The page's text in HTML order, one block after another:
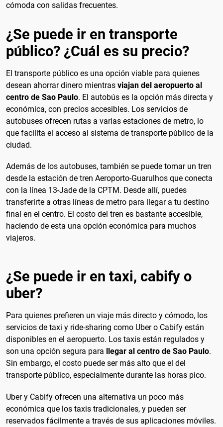
cómoda con salidas frecuentes.
¿Se puede ir en transporte
público? ¿Cuál es su precio?
El transporte público es una opción viable para quienes
desean ahorrar dinero mientras viajan del aeropuerto al
centro de Sao Paulo. El autobús es la opción más directa y
económica, con precios accesibles. Los servicios de
autobuses ofrecen rutas a varias estaciones de metro, lo
que facilita el acceso al sistema de transporte público de la
ciudad.
Además de los autobuses, también se puede tomar un tren
desde la estación de tren Aeroporto-Guarulhos que conecta
con la línea 13-Jade de la CPTM. Desde allí, puedes
transferirte a otras líneas de metro para llegar a tu destino
final en el centro. El costo del tren es bastante accesible,
haciendo de esta una opción económica para muchos
viajeros.
¿Se puede ir en taxi, cabify o
uber?
Para quienes prefieren un viaje más directo y cómodo, los
servicios de taxi y ride-sharing como Uber o Cabify están
disponibles en el aeropuerto. Los taxis están regulados y
son una opción segura para
llegar al centro de Sao Paulo.
Sin embargo, el costo puede ser más alto que el del
transporte público, especialmente durante las horas pico.
Uber y Cabify ofrecen una alternativa un poco más
económica que los taxis tradicionales, y pueden ser
reservados fácilmente a través de sus aplicaciones móviles.